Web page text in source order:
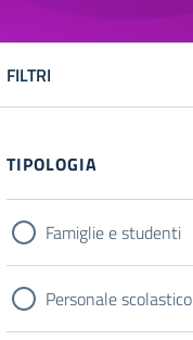
FILTRI
Filtri
TIPOLOGIA
Famiglie e studenti
Personale scolastico